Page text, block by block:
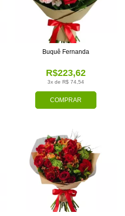
COMPRAR
3x de R$ 74,54
R$223,62
Buquê Fernanda